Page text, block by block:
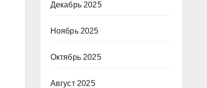
Декабрь 2025
Ноябрь 2025
Октябрь 2025
Август 2025